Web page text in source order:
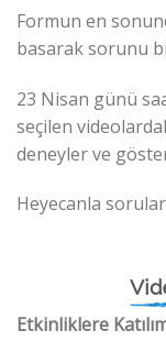
Formun en
basarak sorunu
23 Nisan günü
seçilen
deneyler ve
Heyecanla
Etkinliklere